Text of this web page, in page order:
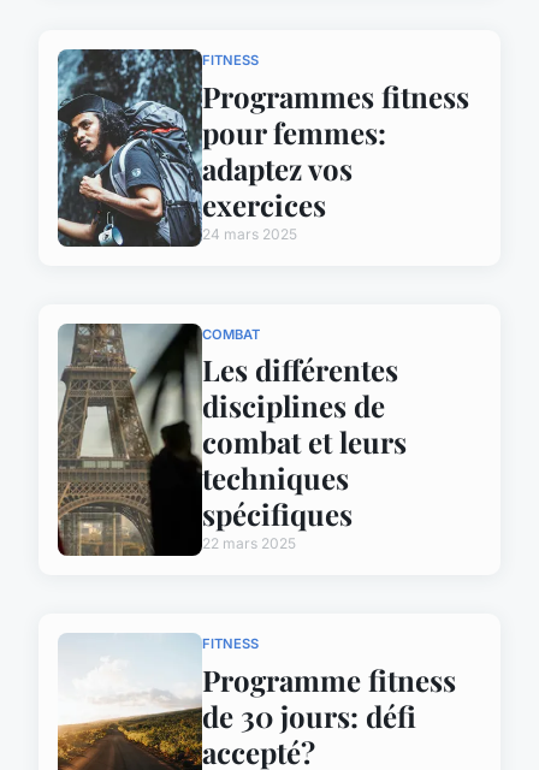
FITNESS
Programmes fitness
pour femmes:
adaptez vos
exercices
24 mars 2025
COMBAT
Les différentes
disciplines de
combat et leurs
techniques
spécifiques
22 mars 2025
FITNESS
Programme fitness
de 30 jours: défi
accepté?